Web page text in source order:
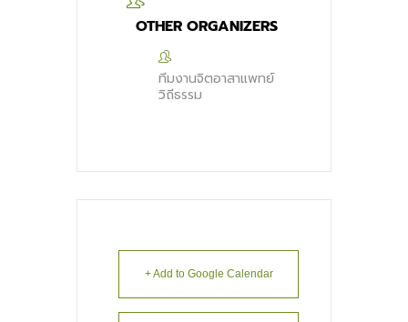
OTHER ORGANIZERS
ทีมงานจิตอาสาแพทย์
วิถีธรรม
+ Add to Google Calendar